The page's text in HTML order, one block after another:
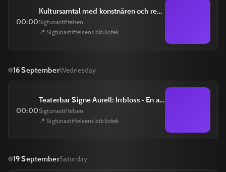
00:00
Kultursamtal med konstnären och regissören Anna Odell 14 september
Sigtunastiftelsen
📍 Sigtunastiftelsens bibliotek
16 SeptemberWednesday
00:00
Teaterbar Signe Aurell: Irrbloss - En annan emigranthistoria än den om Karl-Oskar och Kristina 16 september
Sigtunastiftelsen
📍 Sigtunastiftelsens bibliotek
19 SeptemberSaturday